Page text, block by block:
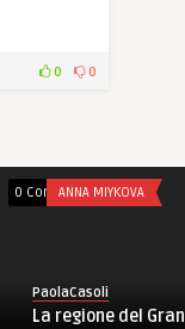
0 0
0 CommentsANNA MIYKOVA
PaolaCasoli
La regione del